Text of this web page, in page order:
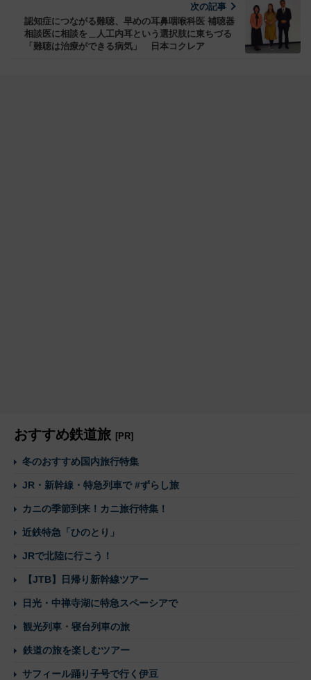
次の記事
認知症につながる難聴、早めの耳鼻咽喉科医 補聴器
相談医に相談を＿人工内耳という選択肢に東ちづる
「難聴は治療ができる病気」 日本コクレア
おすすめ鉄道旅 [PR]
冬のおすすめ国内旅行特集
JR・新幹線・特急列車で #ずらし旅
カニの季節到来！カニ旅行特集！
近鉄特急「ひのとり」
JRで北陸に行こう！
【JTB】日帰り新幹線ツアー
日光・中禅寺湖に特急スペーシアで
観光列車・寝台列車の旅
鉄道の旅を楽しむツアー
サフィール踊り子号で行く伊豆